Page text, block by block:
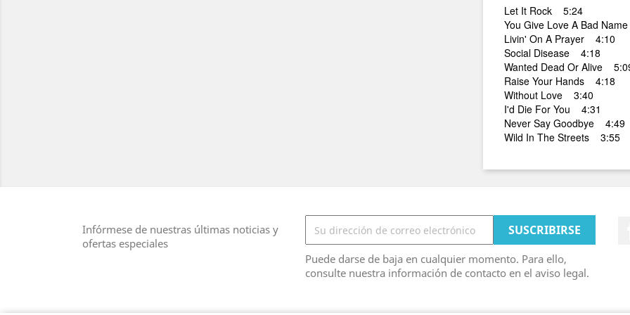
Let It Rock 5:24
You Give Love A Bad
Livin' On A Prayer 4:10
Social Disease 4:18
Wanted Dead Or Alive
Raise Your Hands 4:18
Without Love 3:40
I'd Die For You 4:31
Never Say Goodbye 4:49
Wild In The Streets 3:55
Infórmese de nuestras últimas noticias y
ofertas especiales
Puede darse de baja en cualquier momento. Para ello,
consulte nuestra información de contacto en el aviso legal.